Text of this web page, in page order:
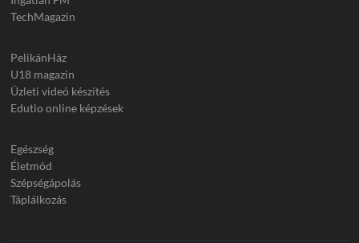
TechMagazin
PelikánHáz
U18 magazin
Üzleti videó készítés
Edutio online képzések
Egészség
Életmód
Szépségápolás
Táplálkozás